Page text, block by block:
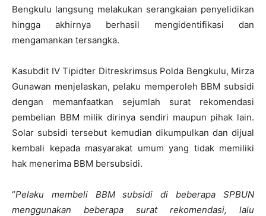
Bengkulu langsung melakukan serangkaian penyelidikan
hingga akhirnya berhasil mengidentifikasi dan
mengamankan tersangka.
Kasubdit IV Tipidter Ditreskrimsus Polda Bengkulu, Mirza
Gunawan menjelaskan, pelaku memperoleh BBM subsidi
dengan memanfaatkan sejumlah surat rekomendasi
pembelian BBM milik dirinya sendiri maupun pihak lain.
Solar subsidi tersebut kemudian dikumpulkan dan dijual
kembali kepada masyarakat umum yang tidak memiliki
hak menerima BBM bersubsidi.
“Pelaku membeli BBM subsidi di beberapa SPBUN
menggunakan beberapa surat rekomendasi, lalu